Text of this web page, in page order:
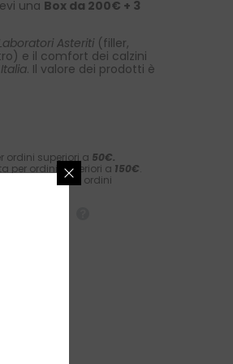
una Box da 200€ + 3
Asteriti (filler,
e il comfort dei calzini
. Il valore dei prodotti è
ordini superiori a 50€.
per ordini superiori a 150€.
, gratuita per ordini